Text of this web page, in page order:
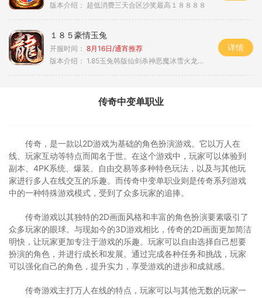
版本介绍： 超低消费三天合区沙奖最高１８８８８
１８５豪情玉兔
开服时间： 8月16日/通宵推荐
版本介绍： 1.85玉兔韩版仙剑杀神恶魔冰雪火龙神器专属
详情
传奇中变单职业
传奇，是一款以2D游戏为基础的角色扮演游戏。它以万人在
线、玩家互动等特点而闻名于世。在这个游戏中，玩家可以体验到
副本、4PK系统、爆装、自由交易等多种特色玩法，以及与其他玩
家进行多人在线交互的乐趣。而传奇中变单职业则是传奇系列游戏
中的一种特殊游戏模式，受到了众多玩家的追捧。
传奇游戏以其独特的2D画面风格和丰富的角色扮演要素吸引了
众多玩家的眼球。与现如今的3D游戏相比，传奇的2D画面更加简洁
明快，让玩家更加专注于游戏的乐趣。玩家可以自由选择自己想要
扮演的角色，并进行成长和发展。通过完成各种任务和挑战，玩家
可以强化自己的角色，提升实力，享受游戏的进步和成就感。
传奇游戏主打万人在线的特点，玩家可以与其他无数的玩家一